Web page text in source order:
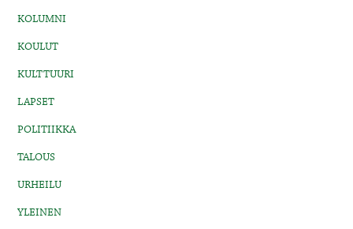
KOLUMNI
KOULUT
KULTTUURI
LAPSET
POLITIIKKA
TALOUS
URHEILU
YLEINEN